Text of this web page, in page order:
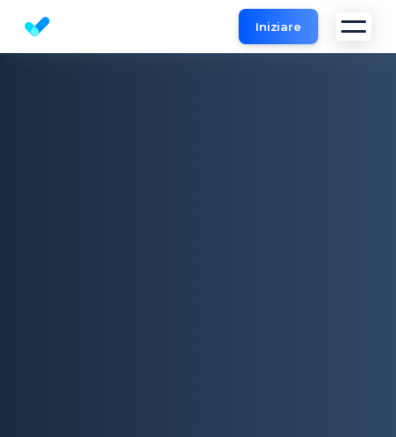
Strumento analisi SEO gratuito Iniziare